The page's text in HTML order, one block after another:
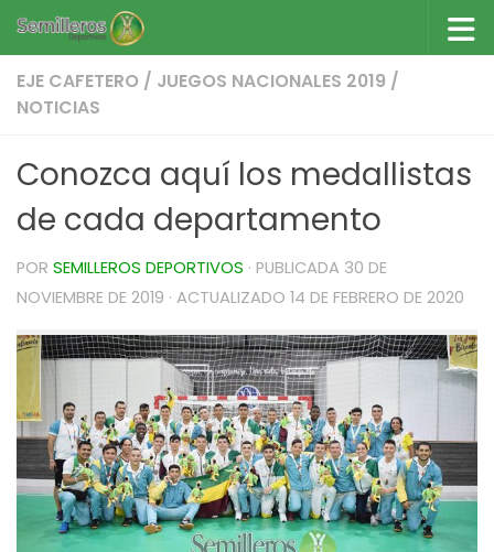
Saltar al contenido
EJE CAFETERO / JUEGOS NACIONALES 2019 /
NOTICIAS
Conozca aquí los medallistas
de cada departamento
POR SEMILLEROS DEPORTIVOS · PUBLICADA 30 DE
NOVIEMBRE DE 2019 · ACTUALIZADO 14 DE FEBRERO DE 2020